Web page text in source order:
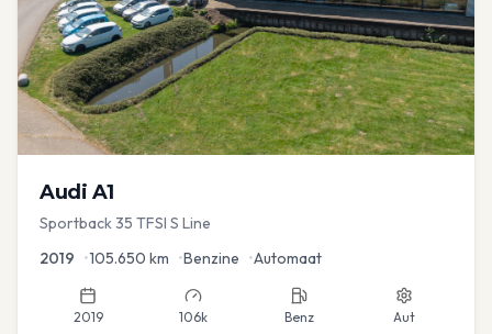
Audi A1
Sportback 35 TFSI S Line
2019 •105.650 km •Benzine •Automaat
2019 106k Benz Aut